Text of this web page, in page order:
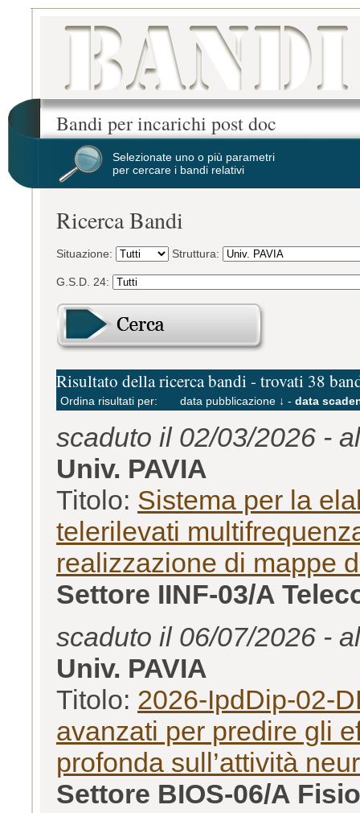
Bandi per incarichi post doc
Selezionate uno o più parametri
per cercare i bandi relativi
Ricerca Bandi
Situazione: Struttura:
G.S.D. 24:
Risultato della ricerca bandi - trovati 38
Ordina risultati per: data pubblicazione ↓ - data
scaduto il 02/03/2026 -
Univ. PAVIA
Titolo: Sistema per la
telerilevati
realizzazione di mappe
Settore IINF-03/A
scaduto il 06/07/2026 -
Univ. PAVIA
Titolo: 2026-IpdDip-02-
avanzati per predire gli
profonda sull’attività
Settore BIOS-06/A